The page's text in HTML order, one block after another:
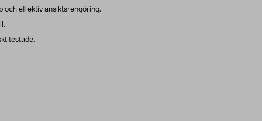
och effektiv ansiktsrengöring.
testade.